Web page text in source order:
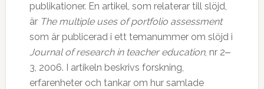
publikationer. En artikel, som relaterar till slöjd,
är The multiple uses of portfolio assessment
som är publicerad i ett temanummer om slöjd i
Journal of research in teacher education, nr 2‒
3, 2006. I artikeln beskrivs forskning,
erfarenheter och tankar om hur samlade